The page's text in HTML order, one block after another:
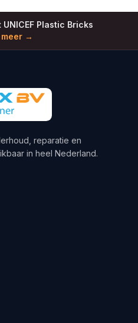
Plastic Bricks
meer →
reparatie en
in heel Nederland.